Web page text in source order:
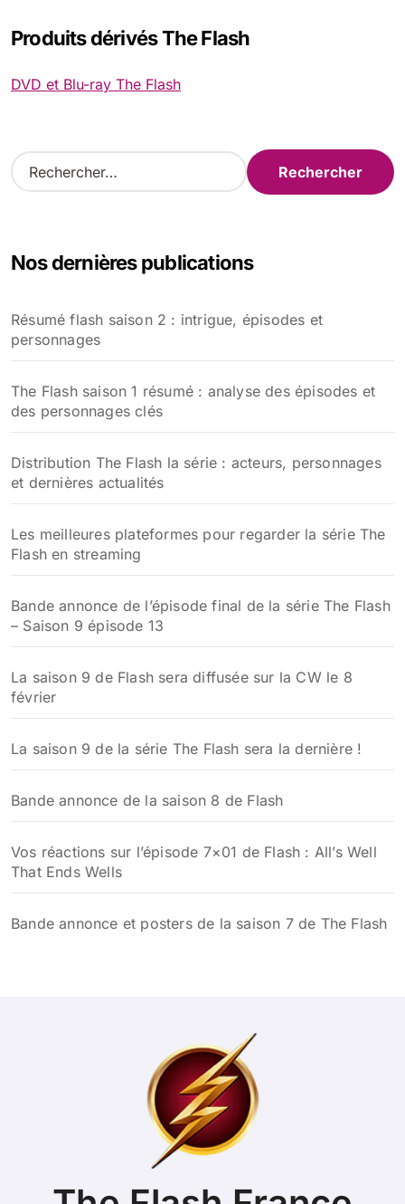
Produits dérivés The Flash
DVD et Blu-ray The Flash
R
e
r
e
r
Nos dernières publications
Résumé flash saison 2 : intrigue, épisodes et
personnages
The Flash saison 1 résumé : analyse des épisodes et
des personnages clés
Distribution The Flash la série : acteurs, personnages
et dernières actualités
Les meilleures plateformes pour regarder la série The
Flash en streaming
Bande annonce de l’épisode final de la série The Flash
– Saison 9 épisode 13
La saison 9 de Flash sera diffusée sur la CW le 8
février
La saison 9 de la série The Flash sera la dernière !
Bande annonce de la saison 8 de Flash
Vos réactions sur l’épisode 7×01 de Flash : All’s Well
That Ends Wells
Bande annonce et posters de la saison 7 de The Flash